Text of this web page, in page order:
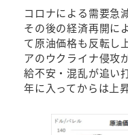
コロナによる需要急
その後の経済再開に
て原油価格も反転し
アのウクライナ侵攻
給不安・混乱が追い
年に入ってからは上